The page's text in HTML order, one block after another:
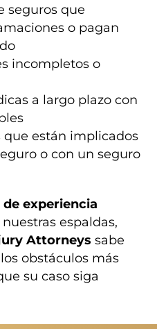
seguros que
o pagan
incompletos o
a largo plazo con
que están implicados
o con un seguro
de experiencia
nuestras espaldas,
Attorneys sabe
obstáculos más
su caso siga